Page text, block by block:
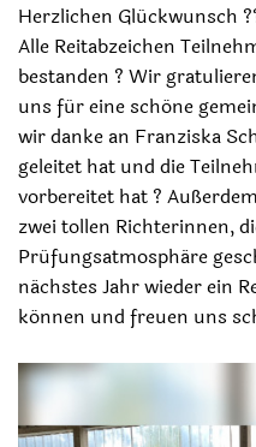
Herzlichen Glückwunsch
Alle Reitabzeichen
bestanden ? Wir
uns für eine schöne
wir danke an Franziska
geleitet hat und die
vorbereitet hat ?
zwei tollen Richterinnen,
Prüfungsatmosphäre
nächstes Jahr wieder ein
können und freuen uns